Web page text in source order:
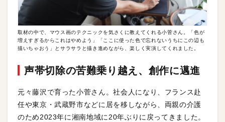
取材の中で、マウス画のテクニックを気さくに教えてくれる小菅さん。「色が
増えすぎるからこれはやめよう」「ここに使った色で忘れないうちにこの辺も
描いちゃおう」とサラサラと描き進めながら、楽しく実演してくれました。
声帯切除の苦難乗り越え、創作に邁進
元々藤沢で育った小菅さん。社会人になり、フランス赴
任や東京・武蔵野市などに居を移しながら、両親の介護
のため2023年に湘南地域に20年ぶりに戻ってきました。